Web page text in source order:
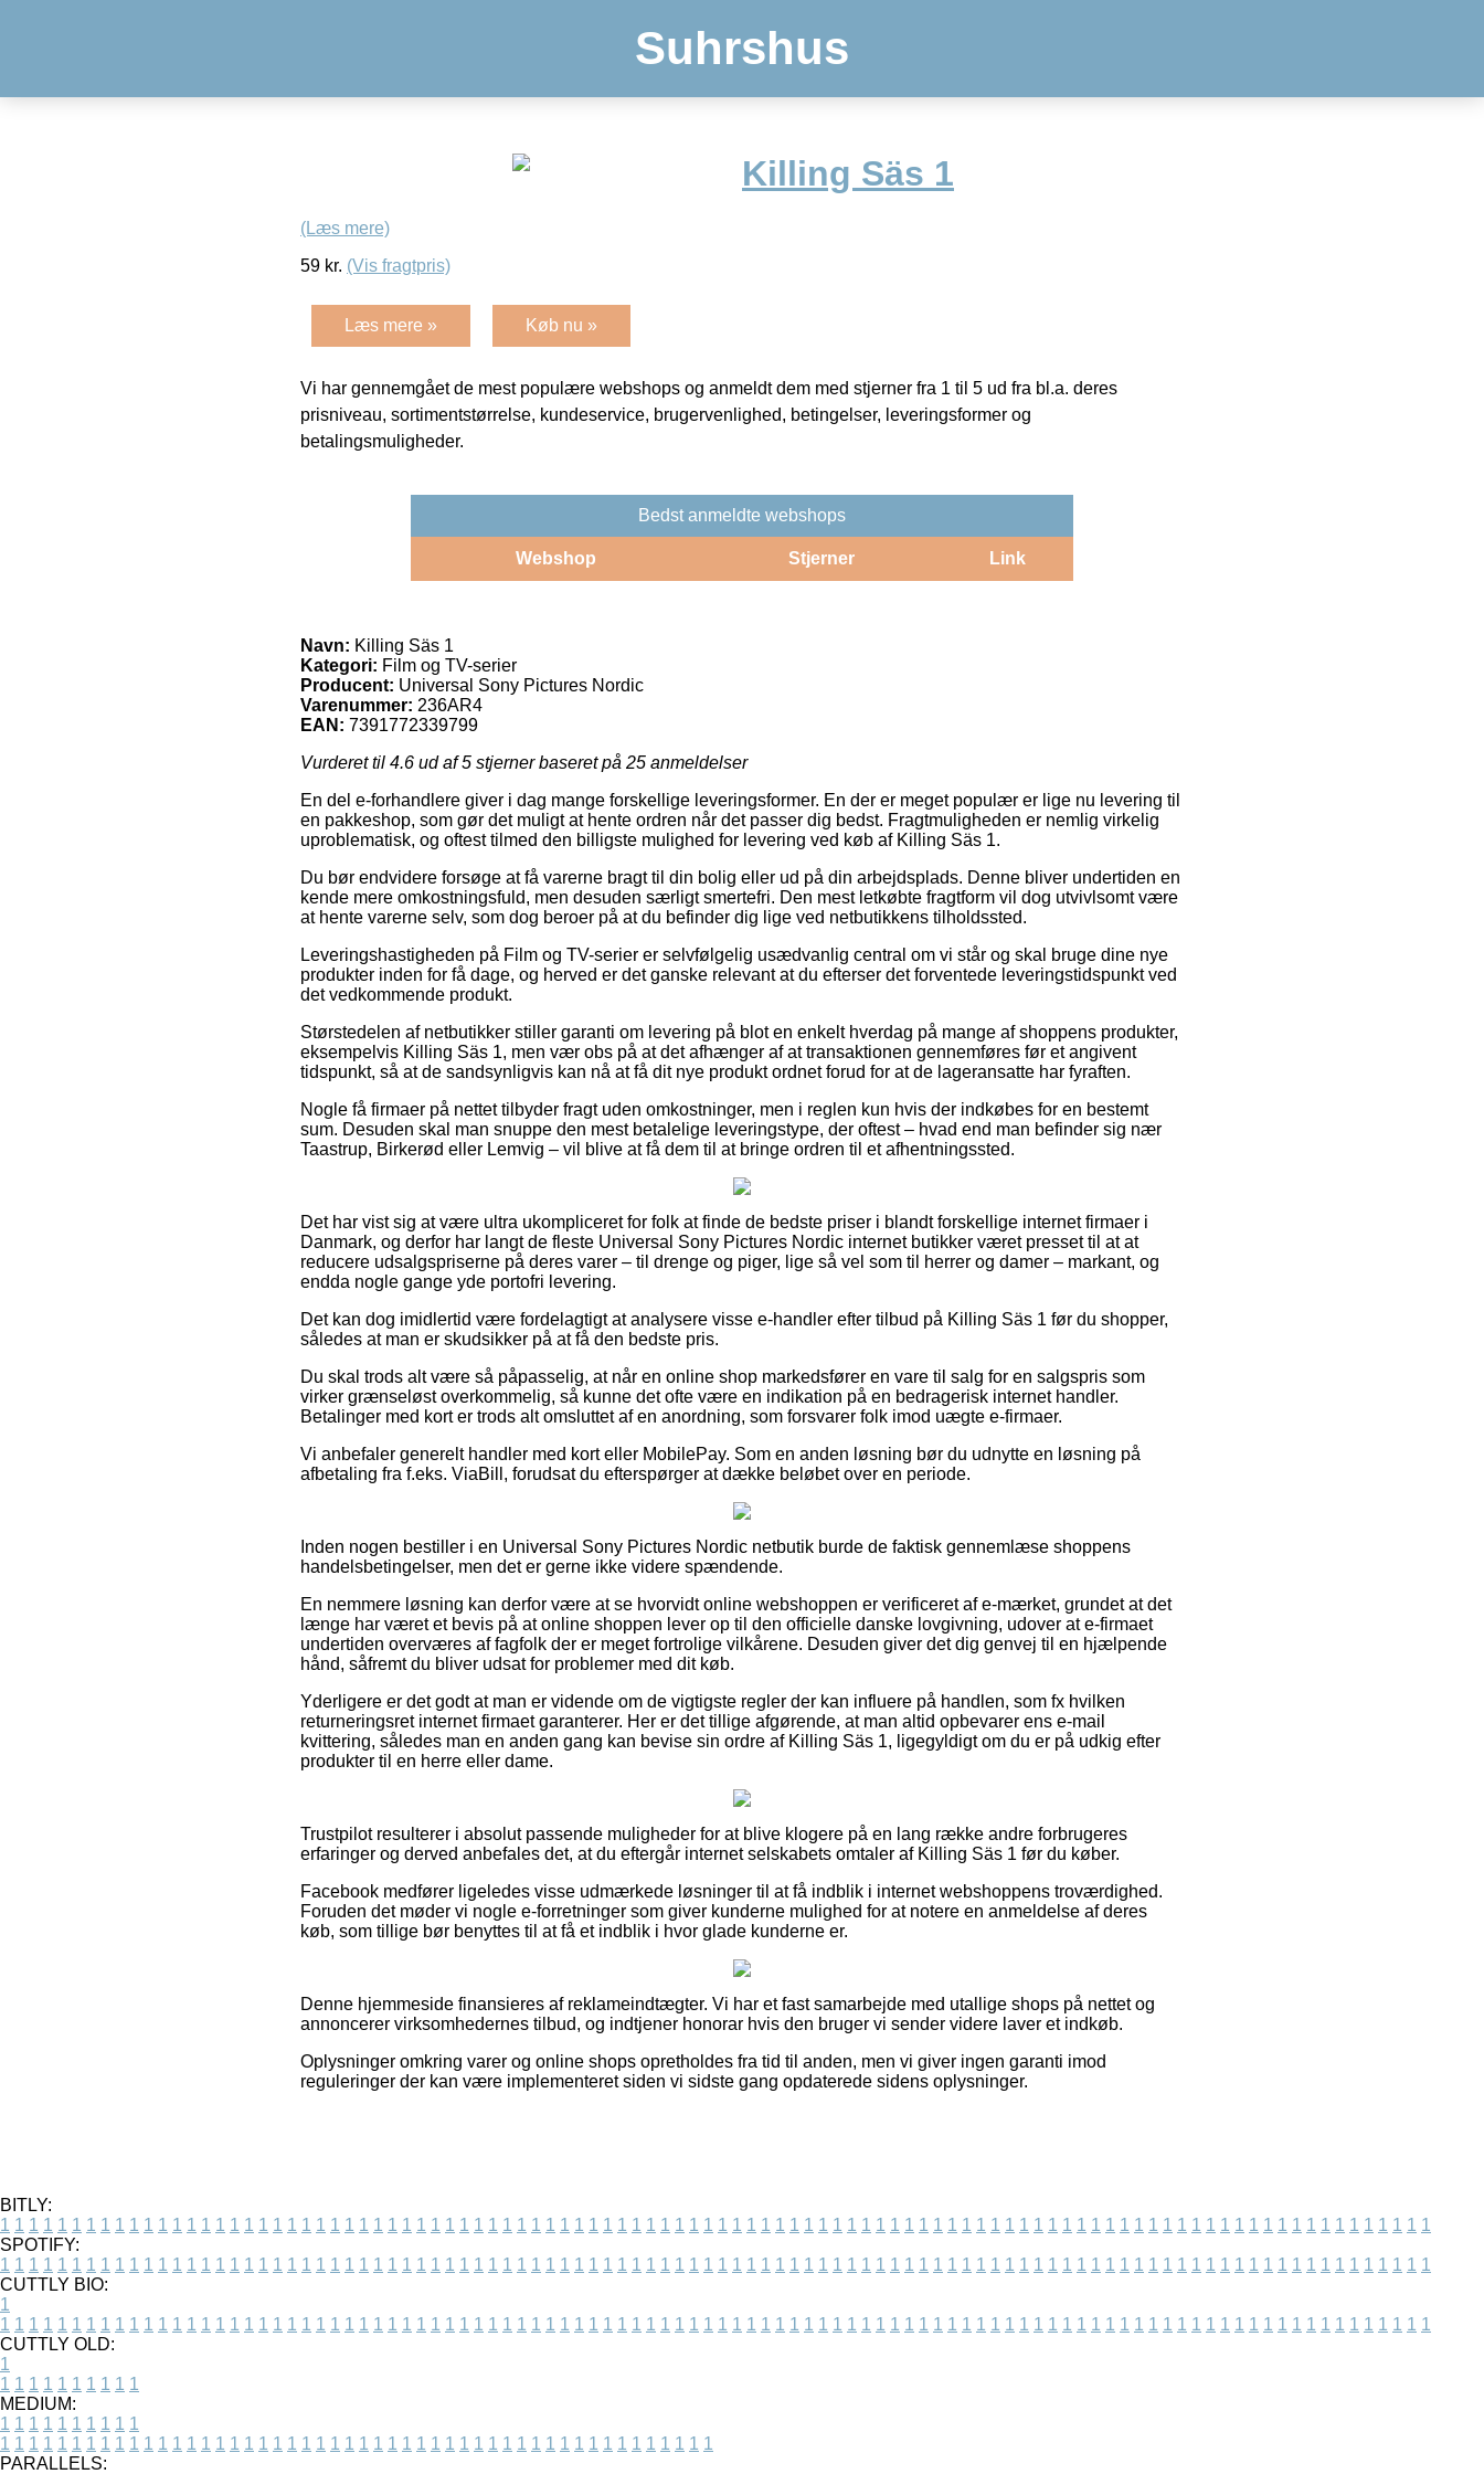
Suhrshus
Killing Säs 1
(Læs mere)
59 kr. (Vis fragtpris)
Læs mere » Køb nu »
Vi har gennemgået de mest populære webshops og anmeldt dem med stjerner fra 1 til 5 ud fra bl.a. deres
prisniveau, sortimentstørrelse, kundeservice, brugervenlighed, betingelser, leveringsformer og
betalingsmuligheder.
Bedst anmeldte webshops
Webshop Stjerner Link
Navn: Killing Säs 1
Kategori: Film og TV-serier
Producent: Universal Sony Pictures Nordic
Varenummer: 236AR4
EAN: 7391772339799
Vurderet til 4.6 ud af 5 stjerner baseret på 25 anmeldelser
En del e-forhandlere giver i dag mange forskellige leveringsformer. En der er meget populær er lige nu levering til
en pakkeshop, som gør det muligt at hente ordren når det passer dig bedst. Fragtmuligheden er nemlig virkelig
uproblematisk, og oftest tilmed den billigste mulighed for levering ved køb af Killing Säs 1.
Du bør endvidere forsøge at få varerne bragt til din bolig eller ud på din arbejdsplads. Denne bliver undertiden en
kende mere omkostningsfuld, men desuden særligt smertefri. Den mest letkøbte fragtform vil dog utvivlsomt være
at hente varerne selv, som dog beroer på at du befinder dig lige ved netbutikkens tilholdssted.
Leveringshastigheden på Film og TV-serier er selvfølgelig usædvanlig central om vi står og skal bruge dine nye
produkter inden for få dage, og herved er det ganske relevant at du efterser det forventede leveringstidspunkt ved
det vedkommende produkt.
Størstedelen af netbutikker stiller garanti om levering på blot en enkelt hverdag på mange af shoppens produkter,
eksempelvis Killing Säs 1, men vær obs på at det afhænger af at transaktionen gennemføres før et angivent
tidspunkt, så at de sandsynligvis kan nå at få dit nye produkt ordnet forud for at de lageransatte har fyraften.
Nogle få firmaer på nettet tilbyder fragt uden omkostninger, men i reglen kun hvis der indkøbes for en bestemt
sum. Desuden skal man snuppe den mest betalelige leveringstype, der oftest – hvad end man befinder sig nær
Taastrup, Birkerød eller Lemvig – vil blive at få dem til at bringe ordren til et afhentningssted.
Det har vist sig at være ultra ukompliceret for folk at finde de bedste priser i blandt forskellige internet firmaer i
Danmark, og derfor har langt de fleste Universal Sony Pictures Nordic internet butikker været presset til at at
reducere udsalgspriserne på deres varer – til drenge og piger, lige så vel som til herrer og damer – markant, og
endda nogle gange yde portofri levering.
Det kan dog imidlertid være fordelagtigt at analysere visse e-handler efter tilbud på Killing Säs 1 før du shopper,
således at man er skudsikker på at få den bedste pris.
Du skal trods alt være så påpasselig, at når en online shop markedsfører en vare til salg for en salgspris som
virker grænseløst overkommelig, så kunne det ofte være en indikation på en bedragerisk internet handler.
Betalinger med kort er trods alt omsluttet af en anordning, som forsvarer folk imod uægte e-firmaer.
Vi anbefaler generelt handler med kort eller MobilePay. Som en anden løsning bør du udnytte en løsning på
afbetaling fra f.eks. ViaBill, forudsat du efterspørger at dække beløbet over en periode.
Inden nogen bestiller i en Universal Sony Pictures Nordic netbutik burde de faktisk gennemlæse shoppens
handelsbetingelser, men det er gerne ikke videre spændende.
En nemmere løsning kan derfor være at se hvorvidt online webshoppen er verificeret af e-mærket, grundet at det
længe har været et bevis på at online shoppen lever op til den officielle danske lovgivning, udover at e-firmaet
undertiden overværes af fagfolk der er meget fortrolige vilkårene. Desuden giver det dig genvej til en hjælpende
hånd, såfremt du bliver udsat for problemer med dit køb.
Yderligere er det godt at man er vidende om de vigtigste regler der kan influere på handlen, som fx hvilken
returneringsret internet firmaet garanterer. Her er det tillige afgørende, at man altid opbevarer ens e-mail
kvittering, således man en anden gang kan bevise sin ordre af Killing Säs 1, ligegyldigt om du er på udkig efter
produkter til en herre eller dame.
Trustpilot resulterer i absolut passende muligheder for at blive klogere på en lang række andre forbrugeres
erfaringer og derved anbefales det, at du eftergår internet selskabets omtaler af Killing Säs 1 før du køber.
Facebook medfører ligeledes visse udmærkede løsninger til at få indblik i internet webshoppens troværdighed.
Foruden det møder vi nogle e-forretninger som giver kunderne mulighed for at notere en anmeldelse af deres
køb, som tillige bør benyttes til at få et indblik i hvor glade kunderne er.
Denne hjemmeside finansieres af reklameindtægter. Vi har et fast samarbejde med utallige shops på nettet og
annoncerer virksomhedernes tilbud, og indtjener honorar hvis den bruger vi sender videre laver et indkøb.
Oplysninger omkring varer og online shops opretholdes fra tid til anden, men vi giver ingen garanti imod
reguleringer der kan være implementeret siden vi sidste gang opdaterede sidens oplysninger.
BITLY:
1 1 1 1 1 1 1 1 1 1 1 1 1 1 1 1 1 1 1 1 1 1 1 1 1 1 1 1 1 1 1 1 1 1 1 1 1 1 1 1 1 1 1 1 1 1 1 1 1 1 1 1 1 1 1 1 1 1 1 1 1 1 1 1 1 1 1 1 1 1 1 1 1 1 1 1 1 1 1 1 1 1 1 1 1 1 1 1 1 1 1 1 1 1 1 1 1 1 1 1
SPOTIFY:
1 1 1 1 1 1 1 1 1 1 1 1 1 1 1 1 1 1 1 1 1 1 1 1 1 1 1 1 1 1 1 1 1 1 1 1 1 1 1 1 1 1 1 1 1 1 1 1 1 1 1 1 1 1 1 1 1 1 1 1 1 1 1 1 1 1 1 1 1 1 1 1 1 1 1 1 1 1 1 1 1 1 1 1 1 1 1 1 1 1 1 1 1 1 1 1 1 1 1 1
CUTTLY BIO:
1
1 1 1 1 1 1 1 1 1 1 1 1 1 1 1 1 1 1 1 1 1 1 1 1 1 1 1 1 1 1 1 1 1 1 1 1 1 1 1 1 1 1 1 1 1 1 1 1 1 1 1 1 1 1 1 1 1 1 1 1 1 1 1 1 1 1 1 1 1 1 1 1 1 1 1 1 1 1 1 1 1 1 1 1 1 1 1 1 1 1 1 1 1 1 1 1 1 1 1 1
CUTTLY OLD:
1
1 1 1 1 1 1 1 1 1 1
MEDIUM:
1 1 1 1 1 1 1 1 1 1
1 1 1 1 1 1 1 1 1 1 1 1 1 1 1 1 1 1 1 1 1 1 1 1 1 1 1 1 1 1 1 1 1 1 1 1 1 1 1 1 1 1 1 1 1 1 1 1 1 1
PARALLELS: